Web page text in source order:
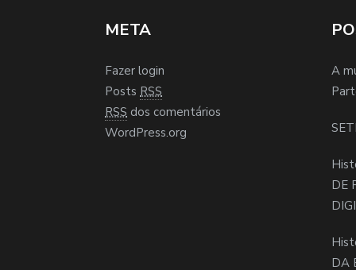
META
Fazer login
Posts RSS
RSS dos comentários
WordPress.org
A
DE
DA